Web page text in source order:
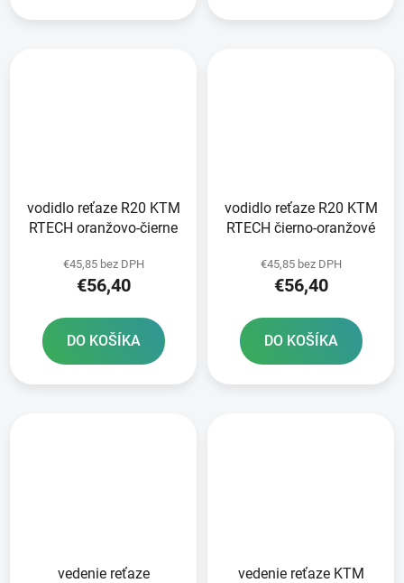
vodidlo reťaze R20 KTM
RTECH oranžovo-čierne
€45,85 bez DPH
€56,40
DO KOŠÍKA
vodidlo reťaze R20 KTM
RTECH čierno-oranžové
€45,85 bez DPH
€56,40
DO KOŠÍKA
vedenie reťaze
vedenie reťaze KTM